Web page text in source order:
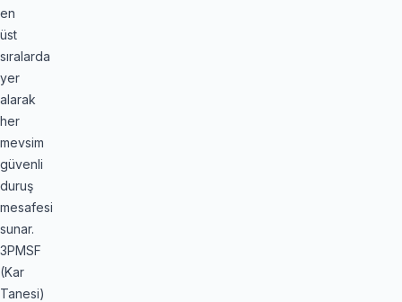
en
üst
sıralarda
yer
alarak
her
mevsim
güvenli
duruş
mesafesi
sunar.
3PMSF
(Kar
Tanesi)